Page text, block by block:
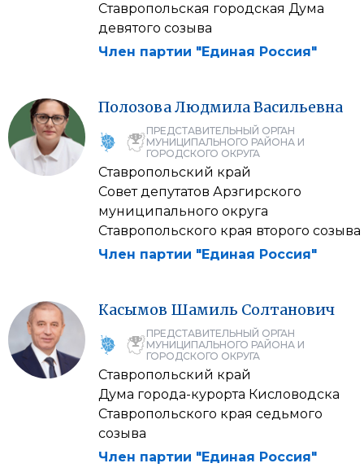
Ставропольская городская Дума
девятого созыва
Член партии "Единая Россия"
ПолозоваЛюдмилаВасильевна
ПРЕДСТАВИТЕЛЬНЫЙ ОРГАН
МУНИЦИПАЛЬНОГО РАЙОНА И
ГОРОДСКОГО ОКРУГА
Ставропольский край
Совет депутатов Арзгирского
муниципального округа
Ставропольского края второго созыва
Член партии "Единая Россия"
Касымов Шамиль Солтанович
ПРЕДСТАВИТЕЛЬНЫЙ ОРГАН
МУНИЦИПАЛЬНОГО РАЙОНА И
ГОРОДСКОГО ОКРУГА
Ставропольский край
Дума города-курорта Кисловодска
Ставропольского края седьмого
созыва
Член партии "Единая Россия"